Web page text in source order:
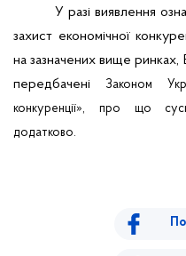
У разі виявлення
захист економічної
на зазначених вище ринках,
передбачені Законом
конкуренції», про що
додатково.